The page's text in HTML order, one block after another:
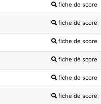
fiche de score
fiche de score
fiche de score
fiche de score
fiche de score
fiche de score